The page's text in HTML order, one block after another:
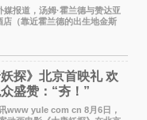
道，汤姆·霍兰德与赞达亚
（靠近霍兰德的出生地金斯
探》北京首映礼 欢
盛赞：“夯！”
yule com cn 8月6日，